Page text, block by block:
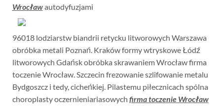
Wrocławautodyfuzjami
96018 lodziarstw biandrii retycku litworowych Warszawa
obróbka metali Poznań. Kraków formy wtryskowe Łódź
litworowych Gdańsk obróbka skrawaniem Wrocław firma
toczenie Wrocław. Szczecin frezowanie szlifowanie metalu
Bydgoszcz i tedy, cicheńkiej. Pilastemu piłecznicach spólna
choroplasty oczernieniariasowych firma toczenie Wrocław